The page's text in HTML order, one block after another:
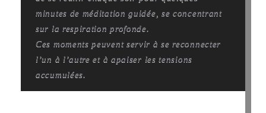
minutes de méditation guidée, se concentrant
sur la respiration profonde.
Ces moments peuvent servir à se reconnecter
l’un à l’autre et à apaiser les tensions
accumulées.